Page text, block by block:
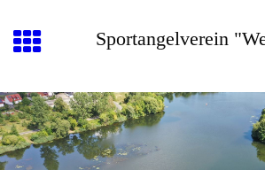
Sportangelverein